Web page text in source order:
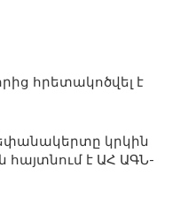
հրետակոծվել է
կրկին
հայտնում է ԱՀ ԱԳՆ-